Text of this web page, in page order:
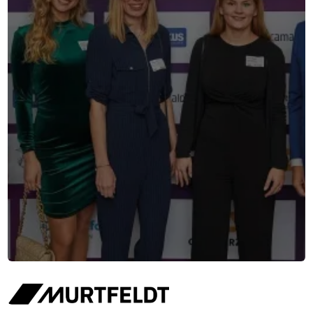
Wirtschaftsauskunftei, die Unternehmen bei